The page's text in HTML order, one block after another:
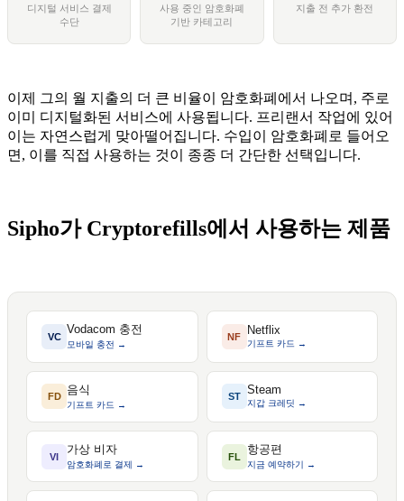
디지털 서비스 결제
수단
사용 중인 암호화폐
기반 카테고리
지출 전 추가 환전
이제 그의 월 지출의 더 큰 비율이 암호화폐에서 나오며, 주로
이미 디지털화된 서비스에 사용됩니다. 프리랜서 작업에 있어
이는 자연스럽게 맞아떨어집니다. 수입이 암호화폐로 들어오
면, 이를 직접 사용하는 것이 종종 더 간단한 선택입니다.
Sipho가 Cryptorefills에서 사용하는 제품
VC
Vodacom 충전
모바일 충전 →
NF Netflix
기프트 카드 →
FD
음식
기프트 카드 →
ST Steam
지갑 크레딧 →
VI
가상 비자
암호화폐로 결제 →
FL
항공편
지금 예약하기 →